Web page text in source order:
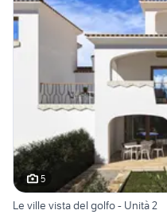
5
Le ville vista del golfo - Unità 2